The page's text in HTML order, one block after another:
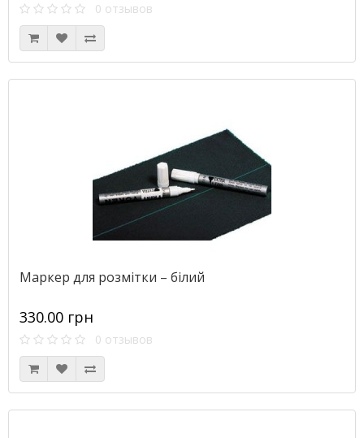
0 отзывов
Маркер для розмітки – білий
330.00 грн
0 отзывов